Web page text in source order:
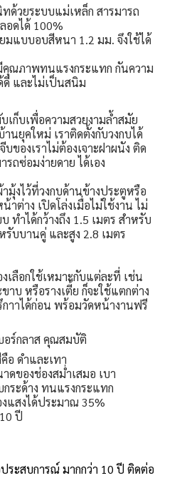
ด้วยระบบแม่เหล็ก สารมารถ
อดได้ 100%
มแบบอบสีหนา 1.2 มม. จึงใช้ได้
คุณภาพทนแรงกระแทก กันความ
และไม่เป็นสนิม
เก็บเพื่อความสวยงามล้ำสมัย
านยุคใหม่ เราติดตั้งกับวงกบได้
ของเราไม่ต้องเจาะฝาผนัง ติด
ถซ่อมง่ายดาย ได้เอง
มุ้งไว้ที่วงกบด้านข้างประตูหรือ
ต่าง เปิดโล่งเมื่อไม่ใช้งาน ไม่
ทำได้กว้างถึง 1.5 เมตร สำหรับ
รับบานคู่ และสูง 2.8 เมตร
เลือกใช้เหมาะกับแต่ละที่ เช่น
บ หรือรางเตี้ย ก็จะใช้แตกต่าง
าาได้ก่อน พร้อมวัดหน้างานฟรี
อร์กลาส คุณสมบัติ
อ ดำและเทา
ดของช่องสม่ำเสมอ เบา
ระด้าง ทนแรงกระแทก
แสงได้ประมาณ 35%
ปี
ระสบการณ์ มากกว่า 10 ปี ติดต่อ